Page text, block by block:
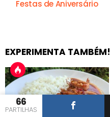
66
PARTILHAS
Festas de Aniversário
EXPERIMENTA TAMBÉM!